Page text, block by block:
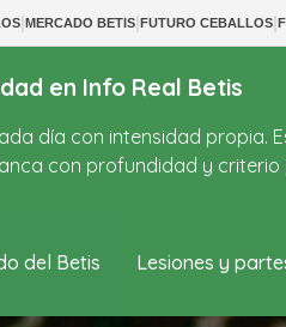
|MERCADO BETIS|FUTURO CEBALLOS|
en Info Real Betis
día con intensidad
con profundidad y
del Betis Lesiones y